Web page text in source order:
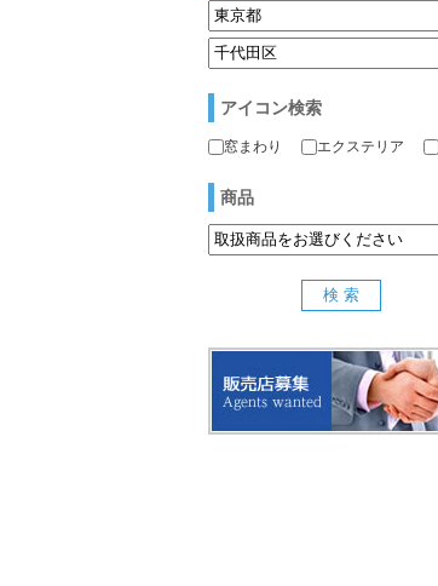
アイコン検索
窓まわり エクステリア
商品